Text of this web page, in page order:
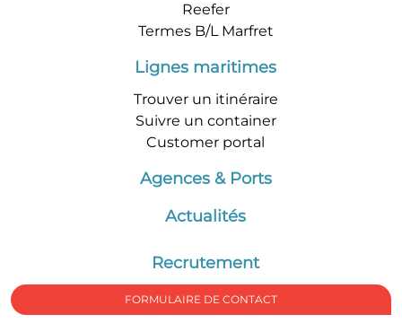
Reefer
Termes B/L Marfret
Lignes maritimes
Trouver un itinéraire
Suivre un container
Customer portal
Agences & Ports
Actualités
Recrutement
FORMULAIRE DE CONTACT